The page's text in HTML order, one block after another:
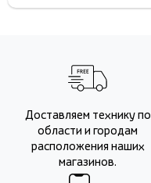
Доставляем технику по
области и городам
расположения наших
магазинов.